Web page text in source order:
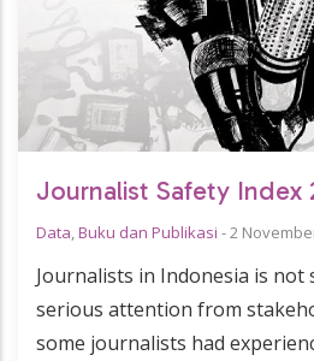
Journalist Safety Index
Data,Buku dan Publikasi -2
Journalists in Indonesia is not
serious attention from
some journalists had